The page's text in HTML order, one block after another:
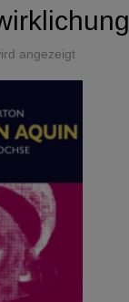
angezeigt